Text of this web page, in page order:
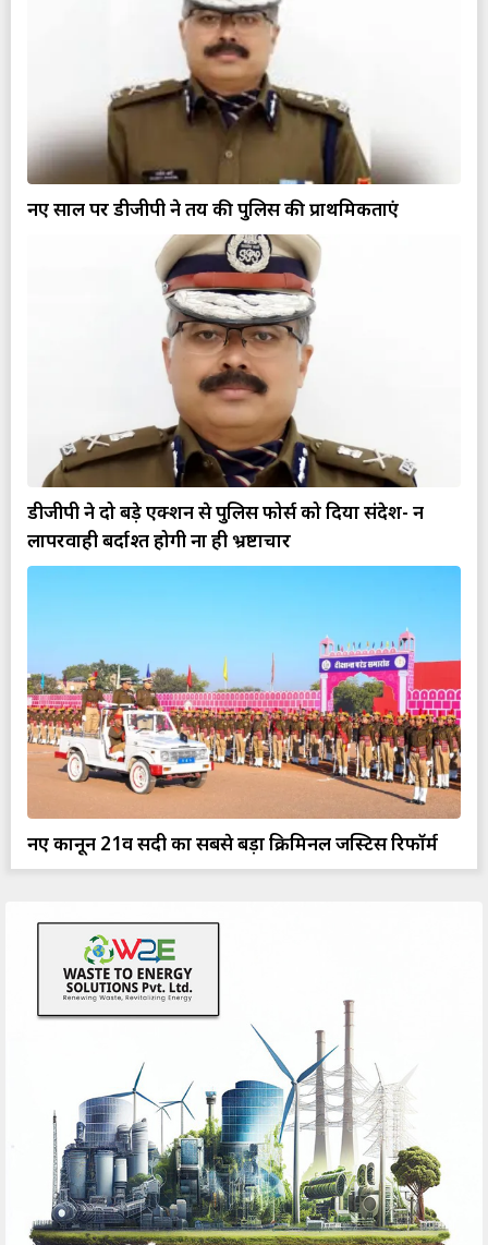
नए साल पर डीजीपी ने तय की पुलिस की प्राथमिकताएं
डीजीपी ने दो बड़े एक्शन से पुलिस फोर्स को दिया संदेश- न
लापरवाही बर्दाश्त होगी ना ही भ्रष्टाचार
नए कानून 21वीं सदी का सबसे बड़ा क्रिमिनल जस्टिस रिफॉर्म